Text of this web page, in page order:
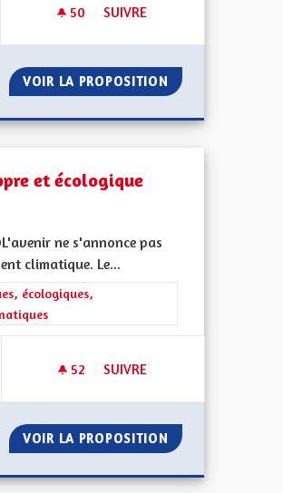
50 50 ABONNÉS
SUIVRE
VOIR LA PROPOSITION
et écologique
ne s'annonce pas
climatique. Le...
: Les transitions énergétiques,
écologiques,
52 52 ABONNÉS
SUIVRE
VOIR LA PROPOSITION POUR UNE